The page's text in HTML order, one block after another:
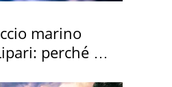
marino
perché è